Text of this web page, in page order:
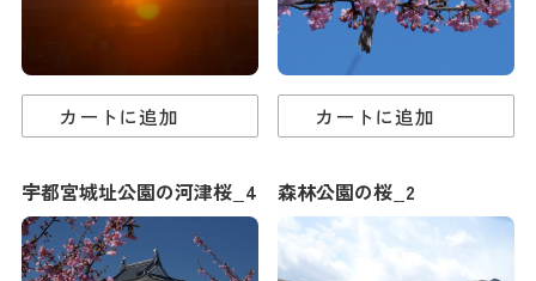
カートに追加 カートに追加
宇都宮城址公園の河津桜_4 森林公園の桜_2